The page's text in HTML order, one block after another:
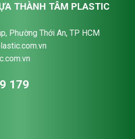
THÀNH TÂM PLASTIC
Phường Thới An, TP HCM
179